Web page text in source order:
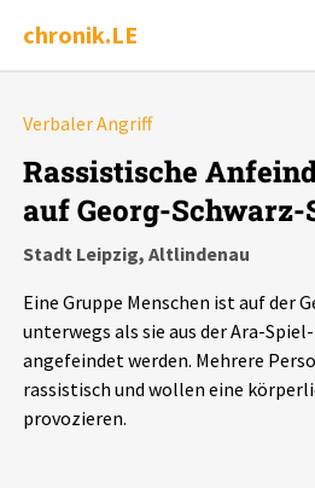
chronik.LE
Chronik
Leipziger Zustände
Schlaglichter
Verbaler Angriff
Rassistische
auf Georg-Schwarz-
Stadt Leipzig, Altlindenau
Eine Gruppe Menschen ist auf der
unterwegs als sie aus der Ara-
angefeindet werden. Mehrere
rassistisch und wollen eine
provozieren.
Alle Ereignisse
Ereignisse
Ereignisse